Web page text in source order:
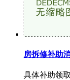
房拆修补助
具体补助领